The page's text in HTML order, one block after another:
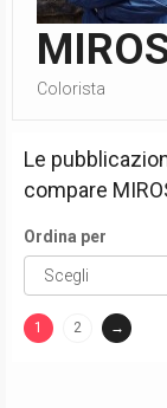
Colorista
Le
compare
Ordina per
1
2 →